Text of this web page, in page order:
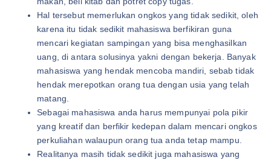
Hal tersebut memerlukan ongkos yang tidak sedikit, oleh
karena itu tidak sedikit mahasiswa berfikiran guna
mencari kegiatan sampingan yang bisa menghasilkan
uang, di antara solusinya yakni dengan bekerja. Banyak
mahasiswa yang hendak mencoba mandiri, sebab tidak
hendak merepotkan orang tua dengan usia yang telah
matang.
Sebagai mahasiswa anda harus mempunyai pola pikir
yang kreatif dan berfikir kedepan dalam mencari ongkos
perkuliahan walaupun orang tua anda tetap mampu.
Realitanya masih tidak sedikit juga mahasiswa yang